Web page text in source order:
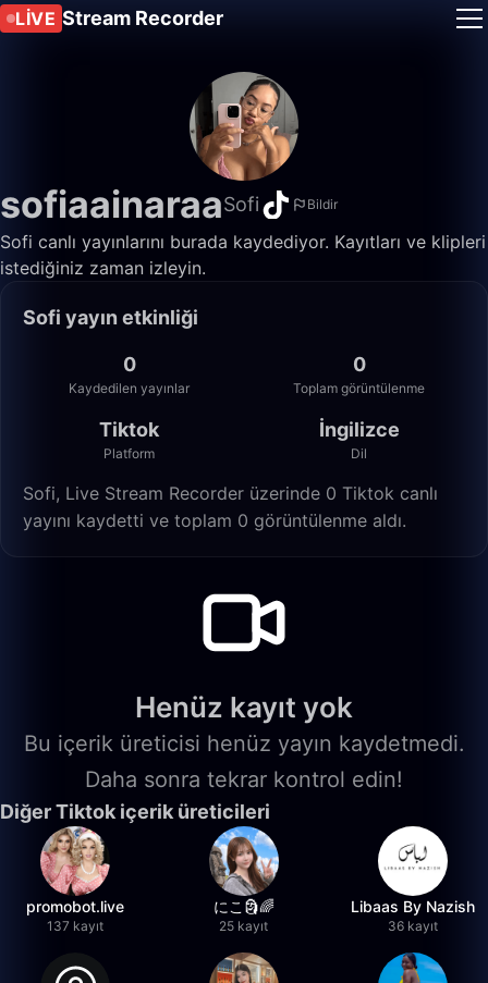
LIVE Stream Recorder
sofiaainaraaSofi Bildir
Sofi canlı yayınlarını burada kaydediyor. Kayıtları ve klipleri
istediğiniz zaman izleyin.
Sofi yayın etkinliği
0
Kaydedilen yayınlar
0
Toplam görüntülenme
Tiktok
Platform
İngilizce
Dil
Sofi, Live Stream Recorder üzerinde 0 Tiktok canlı
yayını kaydetti ve toplam 0 görüntülenme aldı.
Henüz kayıt yok
Bu içerik üreticisi henüz yayın kaydetmedi.
Daha sonra tekrar kontrol edin!
Diğer Tiktok içerik üreticileri
promobot.live
137 kayıt
にこ🗿🌈
25 kayıt
Libaas By Nazish
36 kayıt